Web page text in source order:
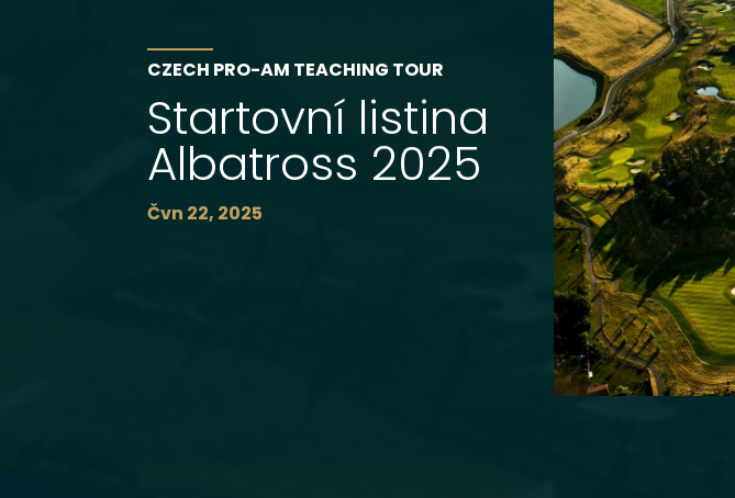
CZECH PRO-AM TEACHING TOUR
Startovní listina
Albatross 2025
Čvn 22, 2025